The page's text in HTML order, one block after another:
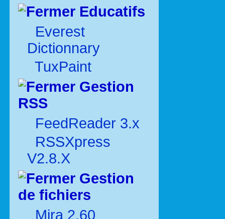
Educatifs
Everest
Dictionnary
TuxPaint
Gestion
RSS
FeedReader 3.x
RSSXpress
V2.8.X
Gestion
de fichiers
Mira 2.60